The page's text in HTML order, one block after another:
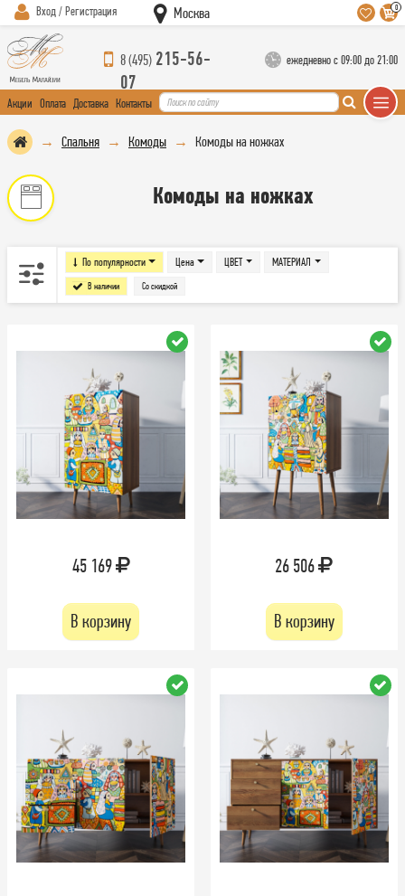
Вход / Регистрация Москва 0
8 (495) 215-56-
07
ежедневно с 09:00 до 21:00
Акции Оплата Доставка Контакты
Спальня Комоды Комоды на ножках
Комоды на ножках
По популярности Цена
В наличии Со скидкой
ЦВЕТ МАТЕРИАЛ
45 169
В корзину
26 506
В корзину